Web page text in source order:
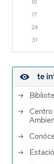
10
17
24
31
te